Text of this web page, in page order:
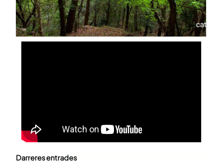
Darreres entrades